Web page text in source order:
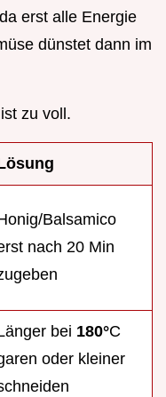
erst alle Energie
dünstet dann im
zu voll.
Balsamico
nach 20 Min
bei 180°C
oder kleiner